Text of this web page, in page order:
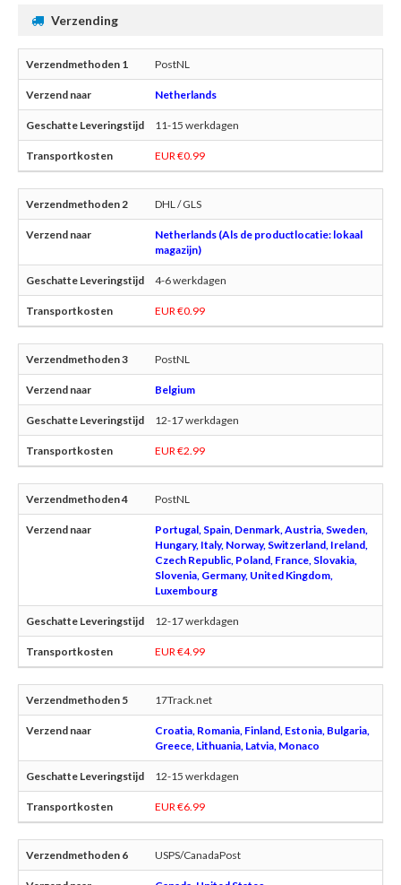
Verzending
PostNL
Netherlands
11-15 werkdagen
EUR €0.99
DHL / GLS
Netherlands (Als de productlocatie: lokaal
magazijn)
4-6 werkdagen
EUR €0.99
PostNL
Belgium
12-17 werkdagen
EUR €2.99
PostNL
Portugal, Spain, Denmark, Austria, Sweden,
Hungary, Italy, Norway, Switzerland, Ireland,
Czech Republic, Poland, France, Slovakia,
Slovenia, Germany, United Kingdom,
Luxembourg
12-17 werkdagen
EUR €4.99
17Track.net
Croatia, Romania, Finland, Estonia, Bulgaria,
Greece, Lithuania, Latvia, Monaco
12-15 werkdagen
EUR €6.99
USPS/CanadaPost